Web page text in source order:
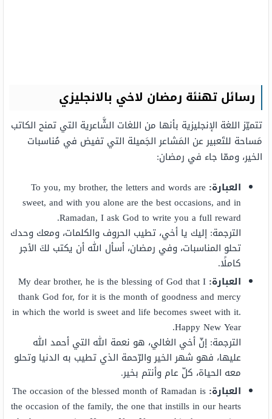
رسائل تهنئة رمضان لاخي بالانجليزي
تتميّز اللغة الإنجليزية بأنها من اللغات الشَّاعرية التي تمنح الكاتب
مَساحة للتَعبير عن المَشاعر الجَميلة التي تفيض في مُناسبات
الخير، وممّا جاء في رمضان:
العبارة: To you, my brother, the letters and words are
sweet, and with you alone are the best occasions, and in
Ramadan, I ask God to write you a full reward.
الترجمة: إليك يا أخي، تطيب الحروف والكلمات، ومعك وحدك
تحلو المناسبات، وفي رمضان، أسأل الله أن يكتب لكَ الأجر
كاملًا.
العبارة: My dear brother, he is the blessing of God that I
thank God for, for it is the month of goodness and mercy
in which the world is sweet and life becomes sweet with it.
Happy New Year.
الترجمة: إنّ أخي الغالي، هو نعمة الله التي أحمد الله
عليها، فهو شهر الخير والرّحمة الذي تطيب به الدنيا وتحلو
معه الحياة، كلّ عام وأنتم بخير.
العبارة: The occasion of the blessed month of Ramadan is
the occasion of the family, the one that instills in our hearts